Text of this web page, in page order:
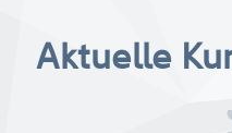
Aktuelle